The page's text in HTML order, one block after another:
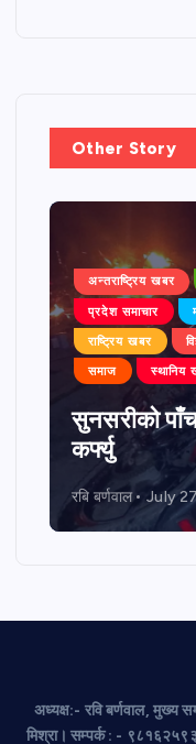
Other Story
अन्तराष्ट्रिय खबर
प्रदेश समाचार
राष्ट्रिय खबर
समाज स्थानिय
सुनसरीको
कर्फ्यु
रबि बर्णवाल July
अध्यक्ष:- रवि बर्णवाल, मुख्य
मिश्रा। सम्पर्क : -